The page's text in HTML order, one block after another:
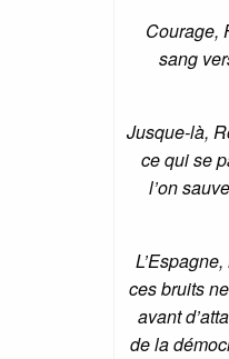
Courage,
sang
Jusque-là,
ce qui se
l’on
ces bruits
avant
de la